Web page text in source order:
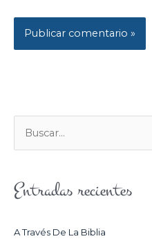
U
C
Entradas recientes
A Través De La Biblia